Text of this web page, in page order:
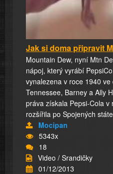
Jak si doma připravit
Mountain Dew, nyní Mtn
nápoj, který vyrábí
vynalezena v roce 1940
Tennessee, Barney a Ally
práva získala Pepsi-Cola
rozšířila po Spojených
Mocipan
5343x
18
Video / Srandičky
01/12/2013